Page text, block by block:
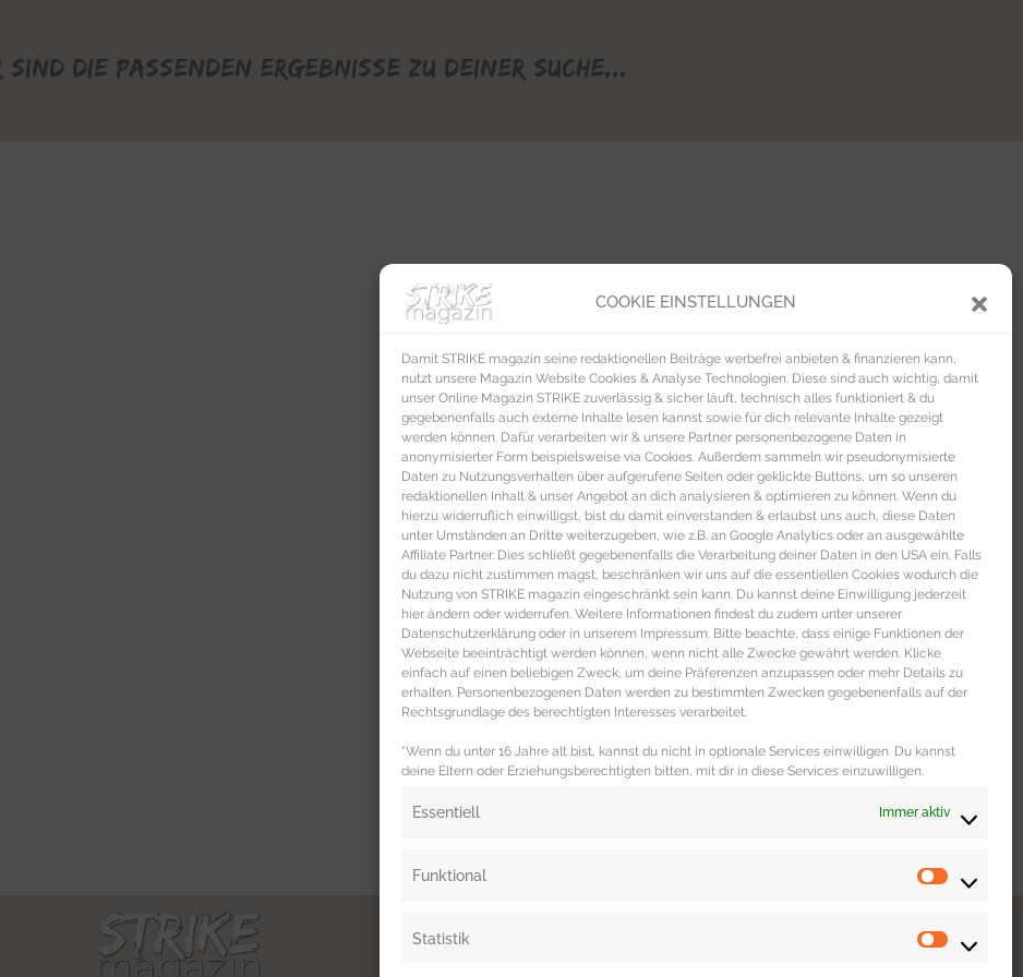
COOKIE EINSTELLUNGEN
Damit STRIKE magazin seine redaktionellen Beiträge werbefrei anbieten & finanzieren kann,
nutzt unsere Magazin Website Cookies & Analyse Technologien. Diese sind auch wichtig, damit
unser Online Magazin STRIKE zuverlässig & sicher läuft, technisch alles funktioniert & du
gegebenenfalls auch externe Inhalte lesen kannst sowie für dich relevante Inhalte gezeigt
werden können. Dafür verarbeiten wir & unsere Partner personenbezogene Daten in
anonymisierter Form beispielsweise via Cookies. Außerdem sammeln wir pseudonymisierte
Daten zu Nutzungsverhalten über aufgerufene Seiten oder geklickte Buttons, um so unseren
redaktionellen Inhalt & unser Angebot an dich analysieren & optimieren zu können. Wenn du
hierzu widerruflich einwilligst, bist du damit einverstanden & erlaubst uns auch, diese Daten
unter Umständen an Dritte weiterzugeben, wie z.B. an Google Analytics oder an ausgewählte
Affiliate Partner. Dies schließt gegebenenfalls die Verarbeitung deiner Daten in den USA ein. Falls
du dazu nicht zustimmen magst, beschränken wir uns auf die essentiellen Cookies wodurch die
Nutzung von STRIKE magazin eingeschränkt sein kann. Du kannst deine Einwilligung jederzeit
hier ändern oder widerrufen. Weitere Informationen findest du zudem unter unserer
Datenschutzerklärung oder in unserem Impressum. Bitte beachte, dass einige Funktionen der
Webseite beeinträchtigt werden können, wenn nicht alle Zwecke gewährt werden. Klicke
einfach auf einen beliebigen Zweck, um deine Präferenzen anzupassen oder mehr Details zu
erhalten. Personenbezogenen Daten werden zu bestimmten Zwecken gegebenenfalls auf der
Rechtsgrundlage des berechtigten Interesses verarbeitet.
*Wenn du unter 16 Jahre alt bist, kannst du nicht in optionale Services einwilligen. Du kannst
deine Eltern oder Erziehungsberechtigten bitten, mit dir in diese Services einzuwilligen.
Essentiell Immer aktiv
Funktional
Statistik
sind die passenden Ergebnisse zu deiner Suche...